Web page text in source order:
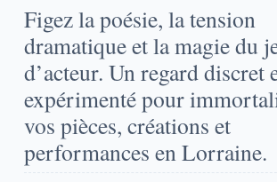
Figez la poésie, la tension
dramatique et la magie du
d’acteur. Un regard discret
expérimenté pour
vos pièces, créations et
performances en Lorraine.